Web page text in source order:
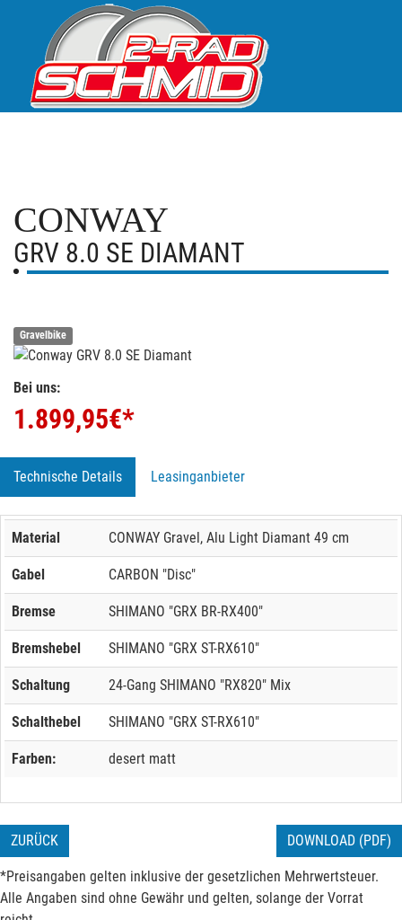
CONWAY
GRV 8.0 SE DIAMANT
Gravelbike
Bei uns:
1.899,95€*
Technische Details Leasinganbieter
Material CONWAY Gravel, Alu Light Diamant 49 cm
Gabel CARBON "Disc"
Bremse SHIMANO "GRX BR-RX400"
Bremshebel SHIMANO "GRX ST-RX610"
Schaltung 24-Gang SHIMANO "RX820" Mix
Schalthebel SHIMANO "GRX ST-RX610"
Farben: desert matt
ZURÜCK DOWNLOAD (PDF)
*Preisangaben gelten inklusive der gesetzlichen Mehrwertsteuer.
Alle Angaben sind ohne Gewähr und gelten, solange der Vorrat